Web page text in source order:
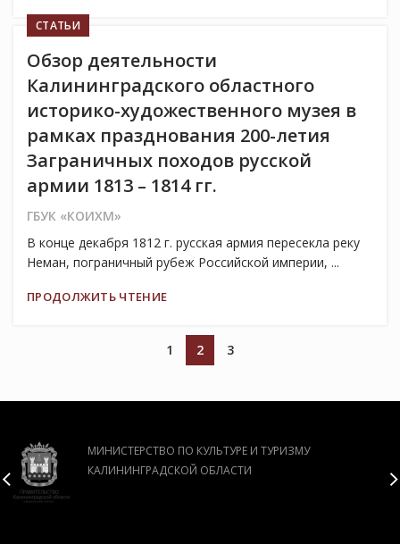
СТАТЬИ
Обзор деятельности
Калининградского областного
историко-художественного музея в
рамках празднования 200-летия
Заграничных походов русской
армии 1813 – 1814 гг.
ГБУК «КОИХМ»
В конце декабря 1812 г. русская армия пересекла реку
Неман, пограничный рубеж Российской империи, ...
ПРОДОЛЖИТЬ ЧТЕНИЕ
1 2 3
МИНИСТЕРСТВО ПО КУЛЬТУРЕ И ТУРИЗМУ
КАЛИНИНГРАДСКОЙ ОБЛАСТИ